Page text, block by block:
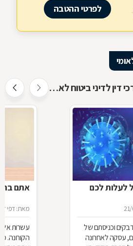
לפרטי ההטבה
רוצה לדעת יותר על עורכי דין לדיני ביטוח לאומי ?
לעלות לכם
וכניסתם של
עסקה לאחרונה
אתם
מאת: דפי
עשרות
הקורונה.